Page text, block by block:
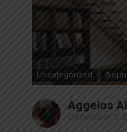
Uncategorized
Aggelos
December 1,